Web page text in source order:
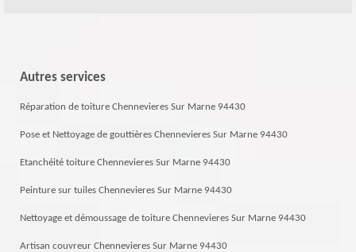
Autres services
Réparation de toiture Chennevieres Sur Marne 94430
Pose et Nettoyage de gouttières Chennevieres Sur Marne 94430
Etanchéité toiture Chennevieres Sur Marne 94430
Peinture sur tuiles Chennevieres Sur Marne 94430
Nettoyage et démoussage de toiture Chennevieres Sur Marne 94430
Artisan couvreur Chennevieres Sur Marne 94430